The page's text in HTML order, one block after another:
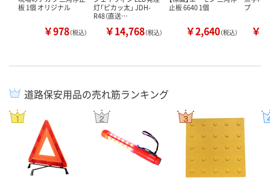
板 1個 オリジナル
￥978（税込）
灯「ピカッ太」 JDH-
R48（直送…
￥14,768（税込）
止板 6640 1個
￥2,640（税込）
プ
￥
道路保安用品の売れ筋ランキング